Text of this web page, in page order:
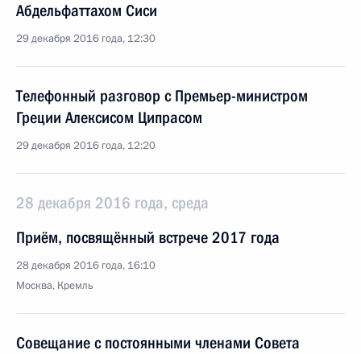
Абдельфаттахом Сиси
29 декабря 2016 года, 12:30
Телефонный разговор с Премьер-министром
Греции Алексисом Ципрасом
29 декабря 2016 года, 12:20
28 декабря 2016 года, среда
Приём, посвящённый встрече 2017 года
28 декабря 2016 года, 16:10
Москва, Кремль
Совещание с постоянными членами Совета